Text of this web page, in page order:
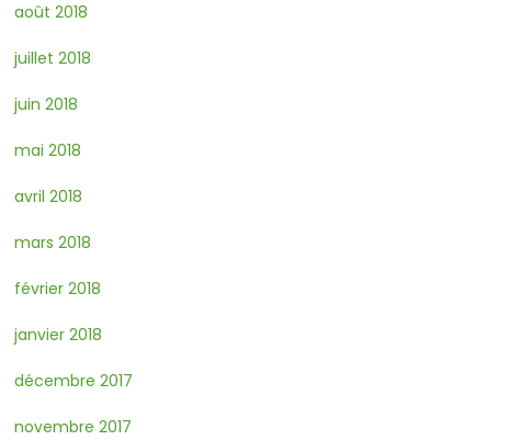
août 2018
juillet 2018
juin 2018
mai 2018
avril 2018
mars 2018
février 2018
janvier 2018
décembre 2017
novembre 2017